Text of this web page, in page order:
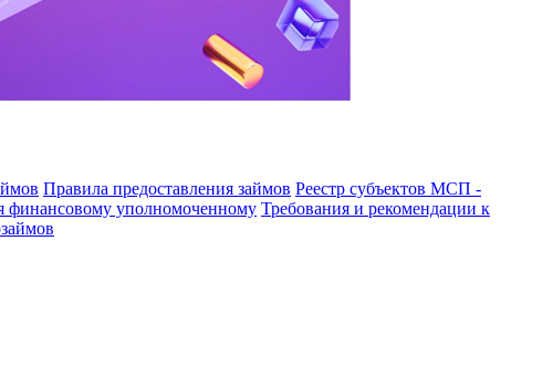
Правила предоставления займов Реестр субъектов МСП -
финансовому уполномоченному Требования и рекомендации к